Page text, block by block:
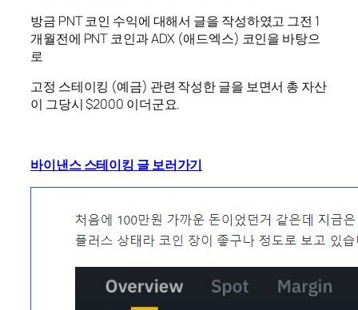
방금 PNT 코인 수익에 대해서 글을 작성하였고 그전 1
개월전에 PNT 코인과 ADX (애드엑스) 코인을 바탕으
로
고정 스테이킹 (예금) 관련 작성한 글을 보면서 총 자산
이 그당시 $2000 이더군요.
바이낸스 스테이킹 글 보러가기